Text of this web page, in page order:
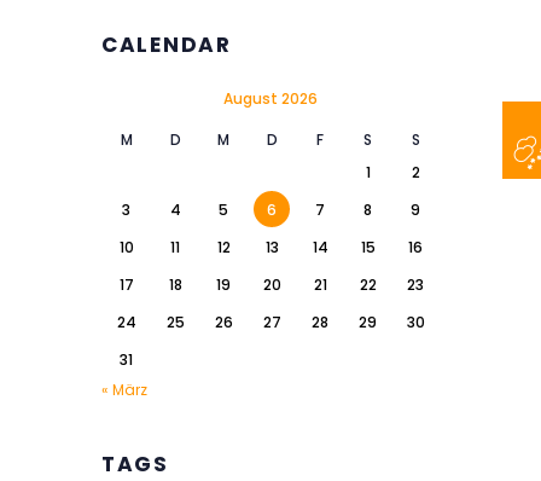
CALENDAR
August 2026
M D M D F S
S
1
2
3
4 5 6 7 8
9
10
11 12 13 14 15
16
17
18 19 20 21 22
23
24
25 26 27 28 29
30
31
« März
TAGS